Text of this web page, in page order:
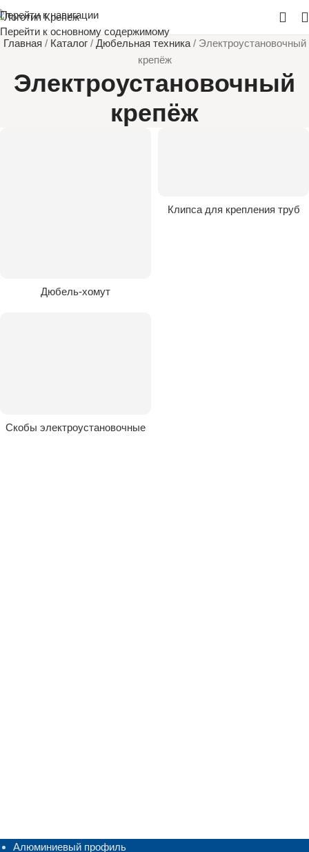
Перейти к навигации
Перейти к основному содержимому
Главная / Каталог/ Дюбельная техника/ Электроустановочный
крепёж
Электроустановочный
крепёж
Дюбель-хомут
Клипса для крепления труб
Скобы электроустановочные
Алюминиевый профиль